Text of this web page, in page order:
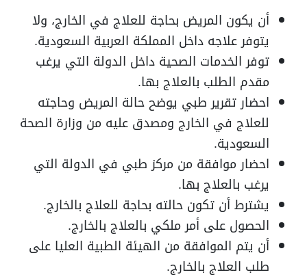
أن يكون المريض بحاجة للعلاج في الخارج، ولا
يتوفر علاجه داخل المملكة العربية السعودية.
توفر الخدمات الصحية داخل الدولة التي يرغب
مقدم الطلب بالعلاج بها.
احضار تقرير طبي يوضح حالة المريض وحاجته
للعلاج في الخارج ومصدق عليه من وزارة الصحة
السعودية.
احضار موافقة من مركز طبي في الدولة التي
يرغب بالعلاج بها.
يشترط أن تكون حالته بحاجة للعلاج بالخارج.
الحصول على أمر ملكي بالعلاج بالخارج.
أن يتم الموافقة من الهيئة الطبية العليا على
طلب العلاج بالخارج.